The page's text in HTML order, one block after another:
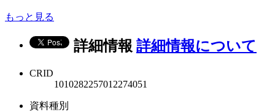
もっと見る
詳細情報 詳細情報について
CRID
1010282257012274051
資料種別